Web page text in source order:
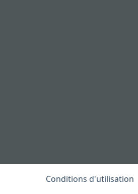
Conditions d'utilisation